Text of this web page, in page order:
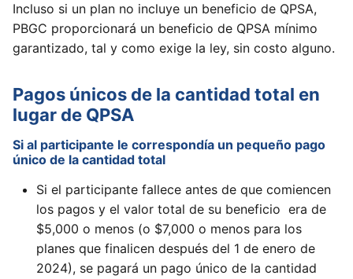
Incluso si un plan no incluye un beneficio de QPSA,
PBGC proporcionará un beneficio de QPSA mínimo
garantizado, tal y como exige la ley, sin costo alguno.
Pagos únicos de la cantidad total en
lugar de QPSA
Si al participante le correspondía un pequeño pago
único de la cantidad total
Si el participante fallece antes de que comiencen
los pagos y el valor total de su beneficio era de
$5,000 o menos (o $7,000 o menos para los
planes que finalicen después del 1 de enero de
2024), se pagará un pago único de la cantidad